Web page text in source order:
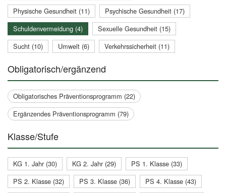
Physische Gesundheit (11)
Psychische Gesundheit (17)
Schuldenvermeidung (4)
Sexuelle Gesundheit (15)
Sucht (10)
Umwelt (6) Verkehrssicherheit (11)
Obligatorisch/ergänzend
Obligatorisches Präventionsprogramm (22)
Ergänzendes Präventionsprogramm (79)
Klasse/Stufe
KG 1. Jahr (30) KG 2. Jahr (29)
PS 1. Klasse (33)
PS 2. Klasse (32)
PS 3. Klasse (36)
PS 4. Klasse (43)